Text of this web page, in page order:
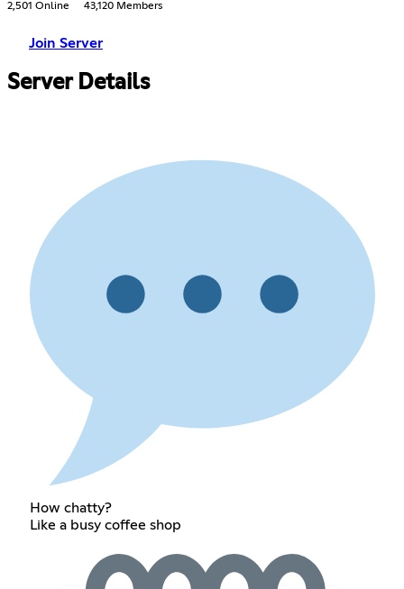
2,501 Online 43,120 Members
Join Server
Server Details
How chatty?
Like a busy coffee shop